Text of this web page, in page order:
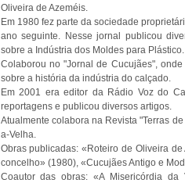
Oliveira de Azeméis.
Em 1980 fez parte da sociedade
ano seguinte. Nesse jornal publicou
sobre a Indústria dos Moldes para Plástico.
Colaborou no "Jornal de Cucujães",
sobre a história da indústria do calçado.
Em 2001 era editor da Rádio Voz do
reportagens e publicou diversos artigos.
Atualmente colabora na Revista "Terras
a-Velha.
Obras publicadas: «Roteiro de Oliveira
concelho» (1980), «Cucujães Antigo e
Coautor das obras: «A Misericórdia